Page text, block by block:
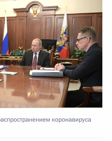
коронавируса